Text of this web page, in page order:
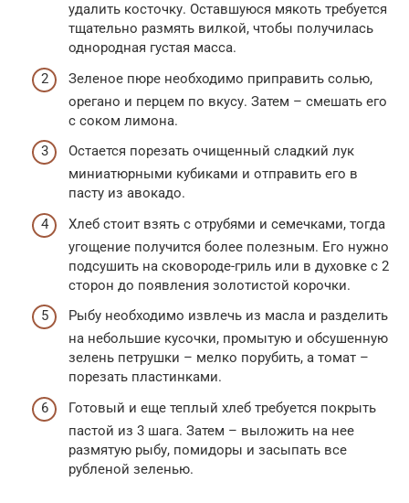
удалить косточку. Оставшуюся мякоть требуется
тщательно размять вилкой, чтобы получилась
однородная густая масса.
Зеленое пюре необходимо приправить солью,
орегано и перцем по вкусу. Затем – смешать его
с соком лимона.
Остается порезать очищенный сладкий лук
миниатюрными кубиками и отправить его в
пасту из авокадо.
Хлеб стоит взять с отрубями и семечками, тогда
угощение получится более полезным. Его нужно
подсушить на сковороде-гриль или в духовке с 2
сторон до появления золотистой корочки.
Рыбу необходимо извлечь из масла и разделить
на небольшие кусочки, промытую и обсушенную
зелень петрушки – мелко порубить, а томат –
порезать пластинками.
Готовый и еще теплый хлеб требуется покрыть
пастой из 3 шага. Затем – выложить на нее
размятую рыбу, помидоры и засыпать все
рубленой зеленью.